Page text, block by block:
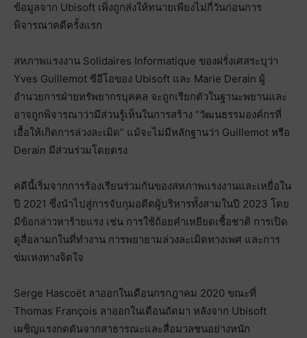
ข้อมูลจาก Ubisoft เพิ่งถูกส่งให้ทนายเพียงไม่กี่วันก่อนการ
พิจารณาคดีครั้งแรก
สหภาพแรงงาน Solidaires Informatique ของฝรั่งเศสระบุว่า
Yves Guillemot ซีอีโอของ Ubisoft และ Marie Derain ผู้
อำนวยการฝ่ายทรัพยากรบุคคล จะถูกเรียกตัวในฐานะพยานและ
อาจถูกพิจารณาว่ามีส่วนรู้เห็นในการสร้าง “วัฒนธรรมองค์กรที่
เอื้อให้เกิดการล่วงละเมิด” แม้จะไม่มีหลักฐานว่า Guillemot หรือ
Derain มีส่วนร่วมโดยตรง
คดีนี้เริ่มจากการร้องเรียนร่วมกันของสหภาพแรงงานและเหยื่อใน
ปี 2021 ซึ่งนำไปสู่การจับกุมอดีตผู้บริหารทั้งสามในปี 2023 โดย
มีข้อกล่าวหาร้ายแรง เช่น การใช้ถ้อยคำเหยียดเชื้อชาติ การเปิด
ดูสื่อลามกในที่ทำงาน การพยายามล่วงละเมิดทางเพศ และการ
ข่มเหงทางจิตใจ
Serge Hascoët ลาออกในเดือนกรกฎาคม 2020 ขณะที่
Thomas François ลาออกในเดือนถัดมา หลังจาก Ubisoft
เผชิญแรงกดดันจากสาธารณะและสื่อมวลชนอย่างหนัก